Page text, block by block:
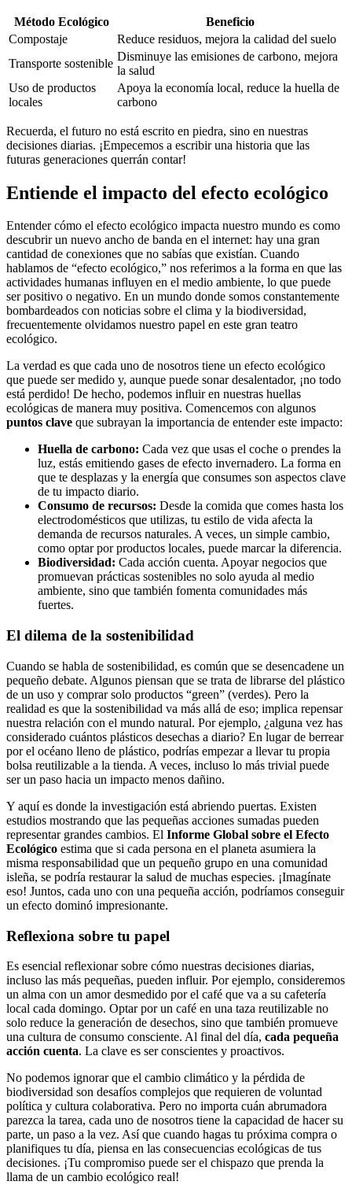
Método Ecológico
Beneficio
Compostaje
Reduce residuos, mejora la calidad del suelo
Transporte sostenible
Disminuye las emisiones de carbono, mejora
la salud
Uso de productos
locales
Apoya la economía local, reduce la huella de
carbono
Recuerda, el futuro no está escrito en piedra, sino en nuestras
decisiones diarias. ¡Empecemos a escribir una historia que las
futuras generaciones querrán contar!
Entiende el impacto del efecto ecológico
Entender cómo el efecto ecológico impacta nuestro mundo es como
descubrir un nuevo ancho de banda en el internet: hay una gran
cantidad de conexiones que no sabías que existían. Cuando
hablamos de “efecto ecológico,” nos referimos a la forma en que las
actividades humanas influyen en el medio ambiente, lo que puede
ser positivo o negativo. En un mundo donde somos constantemente
bombardeados con noticias sobre el clima y la biodiversidad,
frecuentemente olvidamos nuestro papel en este gran teatro
ecológico.
La verdad es que cada uno de nosotros tiene un efecto ecológico
que puede ser medido y, aunque puede sonar desalentador, ¡no todo
está perdido! De hecho, podemos influir en nuestras huellas
ecológicas de manera muy positiva. Comencemos con algunos
puntos clave que subrayan la importancia de entender este impacto:
Huella de carbono: Cada vez que usas el coche o prendes la
luz, estás emitiendo gases de efecto invernadero. La forma en
que te desplazas y la energía que consumes son aspectos clave
de tu impacto diario.
Consumo de recursos: Desde la comida que comes hasta los
electrodomésticos que utilizas, tu estilo de vida afecta la
demanda de recursos naturales. A veces, un simple cambio,
como optar por productos locales, puede marcar la diferencia.
Biodiversidad: Cada acción cuenta. Apoyar negocios que
promuevan prácticas sostenibles no solo ayuda al medio
ambiente, sino que también fomenta comunidades más
fuertes.
El dilema de la sostenibilidad
Cuando se habla de sostenibilidad, es común que se desencadene un
pequeño debate. Algunos piensan que se trata de librarse del plástico
de un uso y comprar solo productos “green” (verdes). Pero la
realidad es que la sostenibilidad va más allá de eso; implica repensar
nuestra relación con el mundo natural. Por ejemplo, ¿alguna vez has
considerado cuántos plásticos desechas a diario? En lugar de berrear
por el océano lleno de plástico, podrías empezar a llevar tu propia
bolsa reutilizable a la tienda. A veces, incluso lo más trivial puede
ser un paso hacia un impacto menos dañino.
Y aquí es donde la investigación está abriendo puertas. Existen
estudios mostrando que las pequeñas acciones sumadas pueden
representar grandes cambios. El Informe Global sobre el Efecto
Ecológico estima que si cada persona en el planeta asumiera la
misma responsabilidad que un pequeño grupo en una comunidad
isleña, se podría restaurar la salud de muchas especies. ¡Imagínate
eso! Juntos, cada uno con una pequeña acción, podríamos conseguir
un efecto dominó impresionante.
Reflexiona sobre tu papel
Es esencial reflexionar sobre cómo nuestras decisiones diarias,
incluso las más pequeñas, pueden influir. Por ejemplo, consideremos
un alma con un amor desmedido por el café que va a su cafetería
local cada domingo. Optar por un café en una taza reutilizable no
solo reduce la generación de desechos, sino que también promueve
una cultura de consumo consciente. Al final del día, cada pequeña
acción cuenta. La clave es ser conscientes y proactivos.
No podemos ignorar que el cambio climático y la pérdida de
biodiversidad son desafíos complejos que requieren de voluntad
política y cultura colaborativa. Pero no importa cuán abrumadora
parezca la tarea, cada uno de nosotros tiene la capacidad de hacer su
parte, un paso a la vez. Así que cuando hagas tu próxima compra o
planifiques tu día, piensa en las consecuencias ecológicas de tus
decisiones. ¡Tu compromiso puede ser el chispazo que prenda la
llama de un cambio ecológico real!